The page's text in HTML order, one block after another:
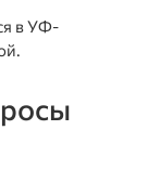
в УФ-